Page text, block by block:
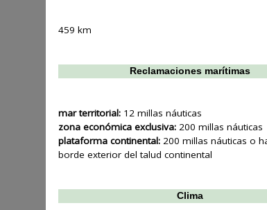
459 km
Reclamaciones marítimas
mar territorial: 12 millas náuticas
zona económica exclusiva: 200 millas náuticas
plataforma continental: 200 millas náuticas o
borde exterior del talud continental
Clima